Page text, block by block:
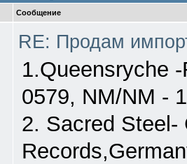
Сообщение
RE: Продам
1.Queensryche
0579, NM/NM -
2. Sacred Steel-